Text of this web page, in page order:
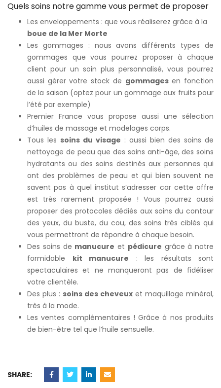
Quels soins notre gamme vous permet de proposer
Les enveloppements : que vous réaliserez grâce à la
boue de la Mer Morte
Les gommages : nous avons différents types de
gommages que vous pourrez proposer à chaque
client pour un soin plus personnalisé, vous pourrez
aussi gérer votre stock de gommagesen fonction
de la saison (optez pour un gommage aux fruits pour
l’été par exemple)
Premier France vous propose aussi une sélection
d’huiles de massage et modelages corps.
Tous les soins du visage : aussi bien des soins de
nettoyage de peau que des soins anti-âge, des soins
hydratants ou des soins destinés aux personnes qui
ont des problèmes de peau et qui bien souvent ne
savent pas à quel institut s’adresser car cette offre
est très rarement proposée ! Vous pourrez aussi
proposer des protocoles dédiés aux soins du contour
des yeux, du buste, du cou, des soins très ciblés qui
vous permettront de répondre à chaque besoin.
Des soins de manucure et pédicure grâce à notre
formidable kit manucure : les résultats sont
spectaculaires et ne manqueront pas de fidéliser
votre clientèle.
Des plus : soins des cheveux et maquillage minéral,
très à la mode.
Les ventes complémentaires ! Grâce à nos produits
de bien-être tel que l’huile sensuelle.
SHARE: